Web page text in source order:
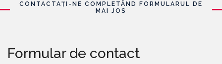
CONTACTAȚI-NE COMPLETÂND FORMULARUL DE
MAI JOS
Formular de contact